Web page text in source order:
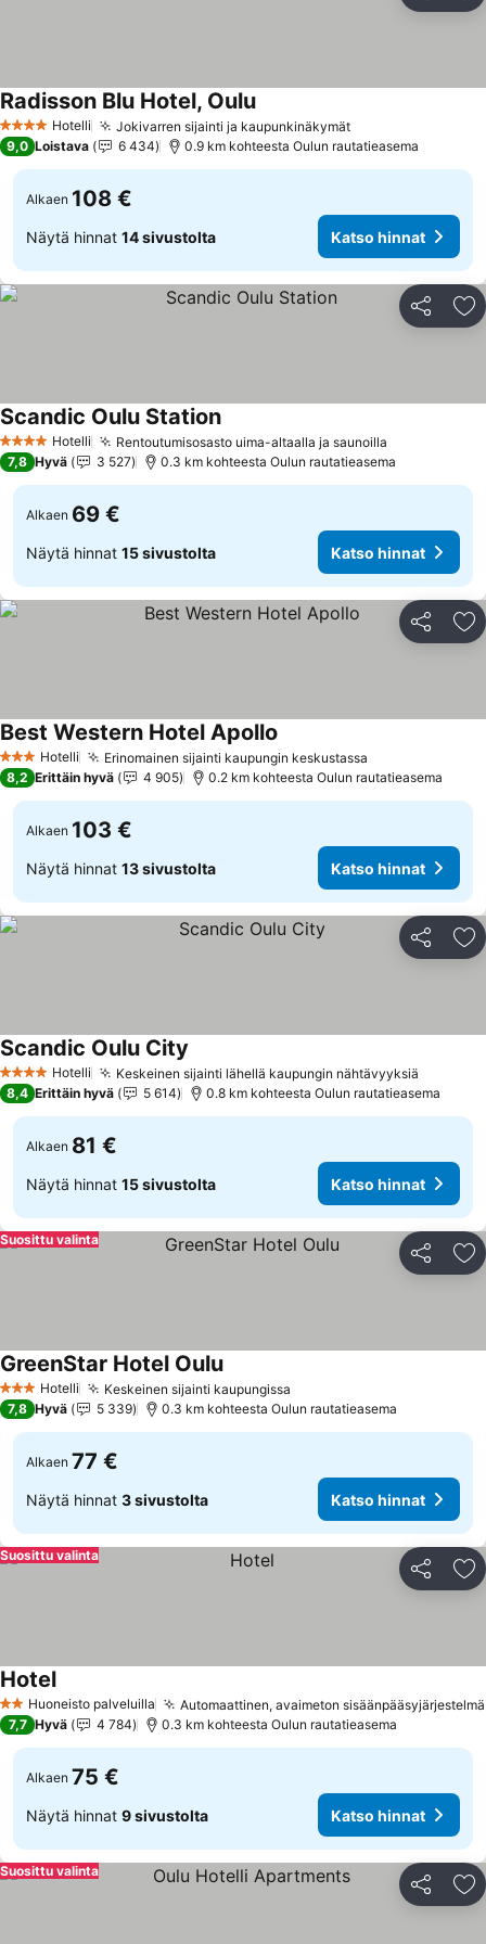
4 Tähtiluokitus
Hotelli Jokivarren sijainti ja kaupunkinäkymätKatso hinnat
Radisson Blu Hotel, OuluKatso hinnat
9,0 Loistava 6 434 0.9 km kohteesta Oulun rautatieasema
Alkaen 108 €
Näytä hinnat 14 sivustolta Katso hinnat
Jaa
4 Tähtiluokitus
Hotelli Rentoutumisosasto uima-altaalla ja saunoilla
Scandic Oulu StationKatso hinnat
7,8 Hyvä 3 527 0.3 km kohteesta Oulun rautatieasema
Alkaen 69 €
Näytä hinnat 15 sivustolta Katso hinnat
Jaa
3 Tähtiluokitus
Hotelli Erinomainen sijainti kaupungin keskustassa
Best Western Hotel Apollo
8,2 Erittäin hyvä 4 905 0.2 km kohteesta Oulun rautatieasema
Alkaen 103 €
Näytä hinnat 13 sivustolta Katso hinnat
Jaa
4 Tähtiluokitus
Hotelli Keskeinen sijainti lähellä kaupungin nähtävyyksiä
Scandic Oulu City
8,4 Erittäin hyvä 5 614 0.8 km kohteesta Oulun rautatieasema
Alkaen 81 €
Näytä hinnat 15 sivustolta Katso hinnat
Jaa
Suosittu valinta
3 Tähtiluokitus
Hotelli Keskeinen sijainti kaupungissa
GreenStar Hotel OuluKatso hinnat
7,8 Hyvä 5 339 0.3 km kohteesta Oulun rautatieasema
Alkaen 77 €
Näytä hinnat 3 sivustolta Katso hinnat
Jaa
Suosittu valinta
2 Tähtiluokitus
Huoneisto palveluilla Automaattinen, avaimeton sisäänpääsyjärjestelmä
HotelKatso hinnat
7,7 Hyvä 4 784 0.3 km kohteesta Oulun rautatieasema
Alkaen 75 €
Näytä hinnat 9 sivustolta Katso hinnat
Jaa
Suosittu valinta